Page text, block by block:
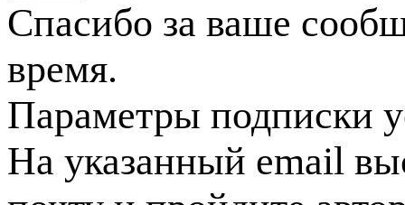
Спасибо за ваше
время.
Параметры подписки
На указанный email